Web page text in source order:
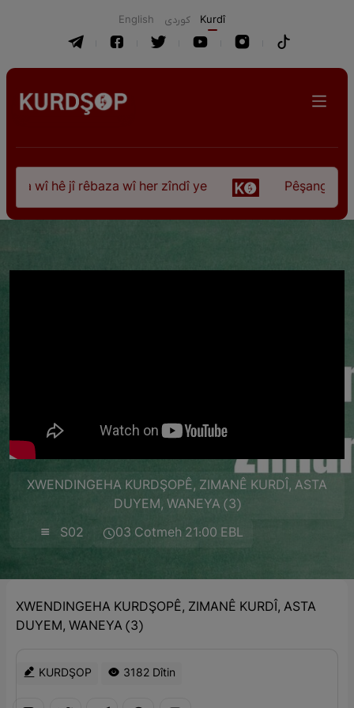
English كوردی Kurdî
wî hê jî rêbaza wî her zîndî ye Pêşangeha
XWENDINGEHA KURDŞOPÊ, ZIMANÊ KURDÎ, ASTA
DUYEM, WANEYA (3)
S02
03 Cotmeh 21:00 EBL
XWENDINGEHA KURDŞOPÊ, ZIMANÊ KURDÎ, ASTA
DUYEM, WANEYA (3)
KURDŞOP 3182 Dîtin